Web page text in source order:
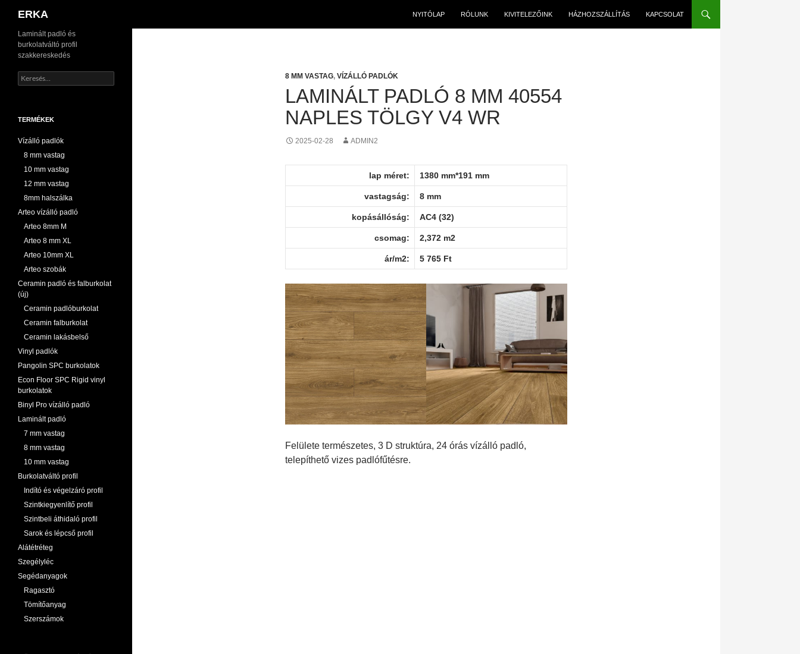
Kilépés
ERKA NYITÓLAP RÓLUNK KIVITELEZŐINK HÁZHOZSZÁLLÍTÁS KAPCSOLAT
8 MM VASTAG, VÍZÁLLÓ PADLÓK
LAMINÁLT PADLÓ 8 MM 40554
NAPLES TÖLGY V4 WR
2025-02-28 ADMIN2
lap méret: 1380 mm*191 mm
vastagság: 8 mm
kopásállóság: AC4 (32)
csomag: 2,372 m2
ár/m2: 5 765 Ft
Felülete természetes, 3 D struktúra, 24 órás vízálló padló,
telepíthető vizes padlófűtésre.
Laminált padló és
burkolatváltó profil
szakkereskedés
Keresés:
TERMÉKEK
Vízálló padlók
8 mm vastag
10 mm vastag
12 mm vastag
8mm halszálka
Arteo vízálló padló
Arteo 8mm M
Arteo 8 mm XL
Arteo 10mm XL
Arteo szobák
Ceramin padló és falburkolat
(új)
Ceramin padlóburkolat
Ceramin falburkolat
Ceramin lakásbelső
Vinyl padlók
Pangolin SPC burkolatok
Econ Floor SPC Rigid vinyl
burkolatok
Binyl Pro vízálló padló
Laminált padló
7 mm vastag
8 mm vastag
10 mm vastag
Burkolatváltó profil
Indító és végelzáró profil
Szintkiegyenlítő profil
Szintbeli áthidaló profil
Sarok és lépcső profil
Alátétréteg
Szegélyléc
Segédanyagok
Ragasztó
Tömítőanyag
Szerszámok